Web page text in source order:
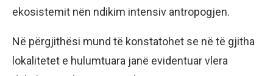
ekosistemit nën ndikim intensiv antropogjen.
Në përgjithësi mund të konstatohet se në të gjitha
lokalitetet e hulumtuara janë evidentuar vlera